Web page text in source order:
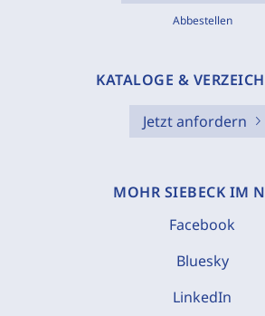
Abbestellen
KATALOGE &
Jetzt anfordern
MOHR SIEBECK IM
Facebook
Bluesky
LinkedIn